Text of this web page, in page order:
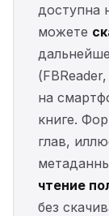
доступна
можете
на
книге.
глав,
чтение
без